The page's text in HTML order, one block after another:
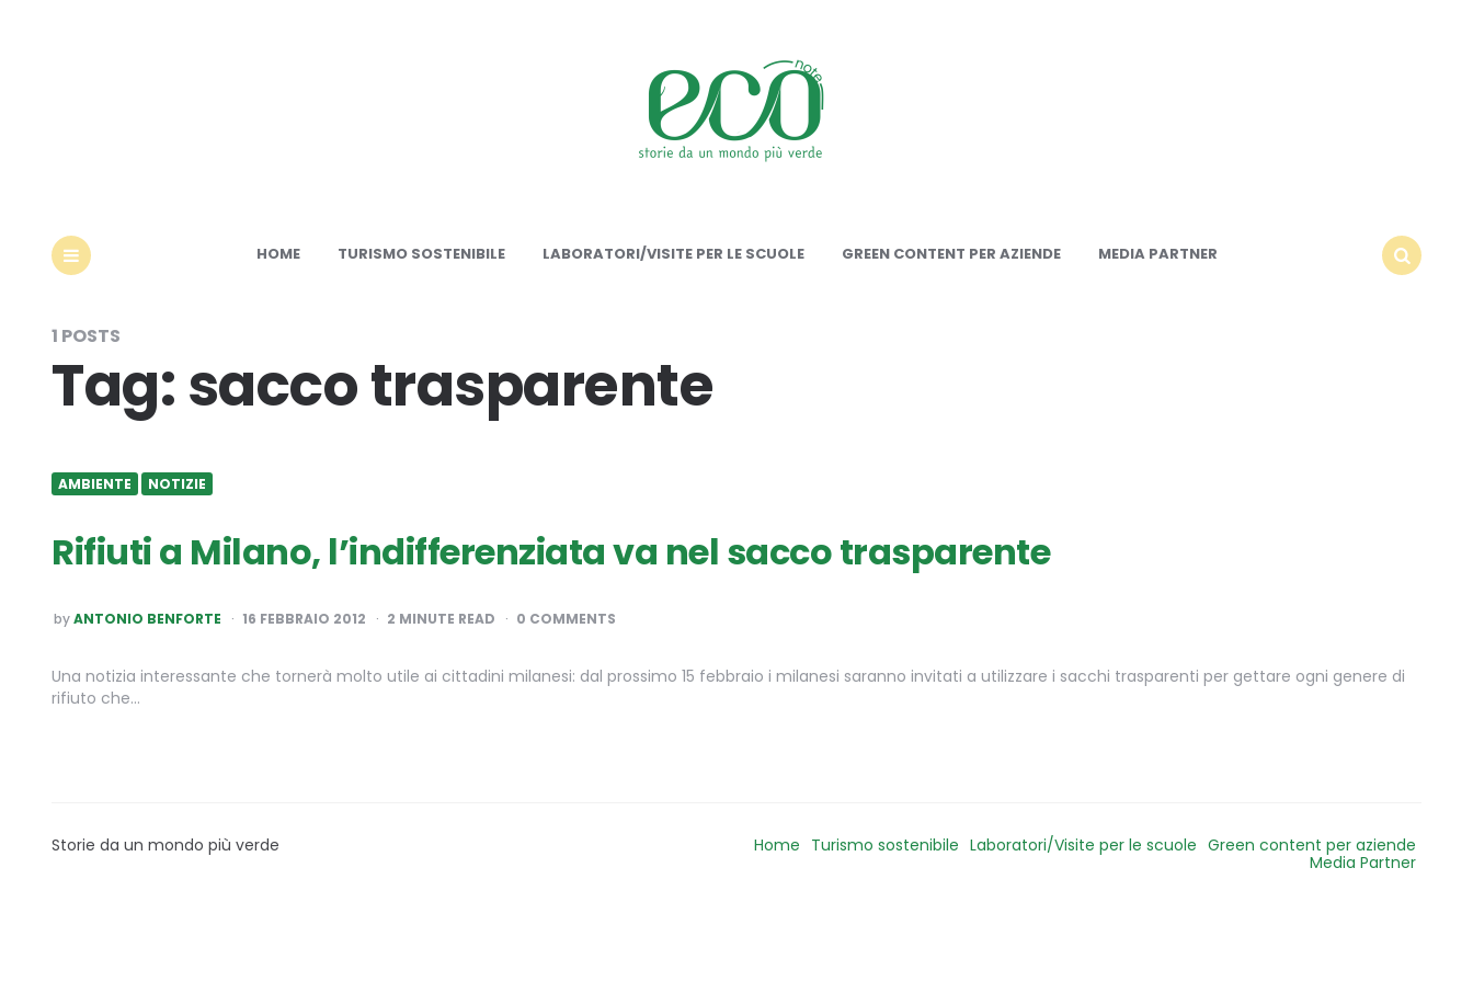
HOME TURISMO SOSTENIBILE LABORATORI/VISITE PER LE SCUOLE GREEN CONTENT PER AZIENDE
MEDIA PARTNER
1 POSTS
Tag:sacco trasparente
AMBIENTE NOTIZIE
Rifiuti a Milano, l’indifferenziata va nel sacco trasparente
POSTED
BY
byANTONIO BENFORTE 16 FEBBRAIO 2012 2 MINUTE READ 0 COMMENTS
Una notizia interessante che tornerà molto utile ai cittadini milanesi: dal prossimo 15 febbraio i milanesi saranno invitati a utilizzare i sacchi trasparenti per gettare ogni genere di
rifiuto che…
Storie da un mondo più verde Home Turismo sostenibile Laboratori/Visite per le scuole Green content per aziende
Media Partner